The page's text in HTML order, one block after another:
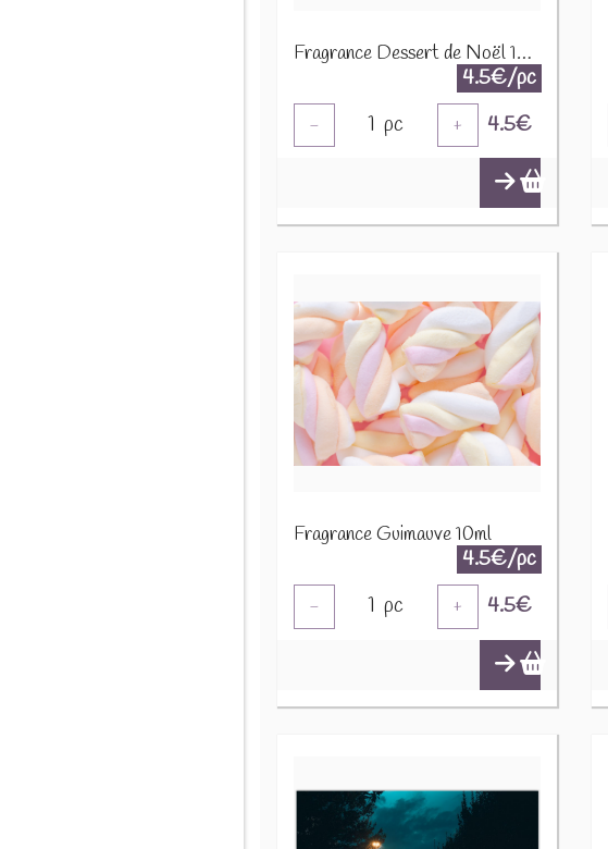
Fragrance Dessert de Noël 10ml
4.5€/pc
- 1 pc + 4.5€
Fragrance Guimauve 10ml
4.5€/pc
- 1 pc + 4.5€